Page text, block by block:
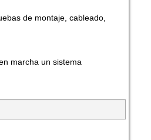
de montaje, cableado,
marcha un sistema